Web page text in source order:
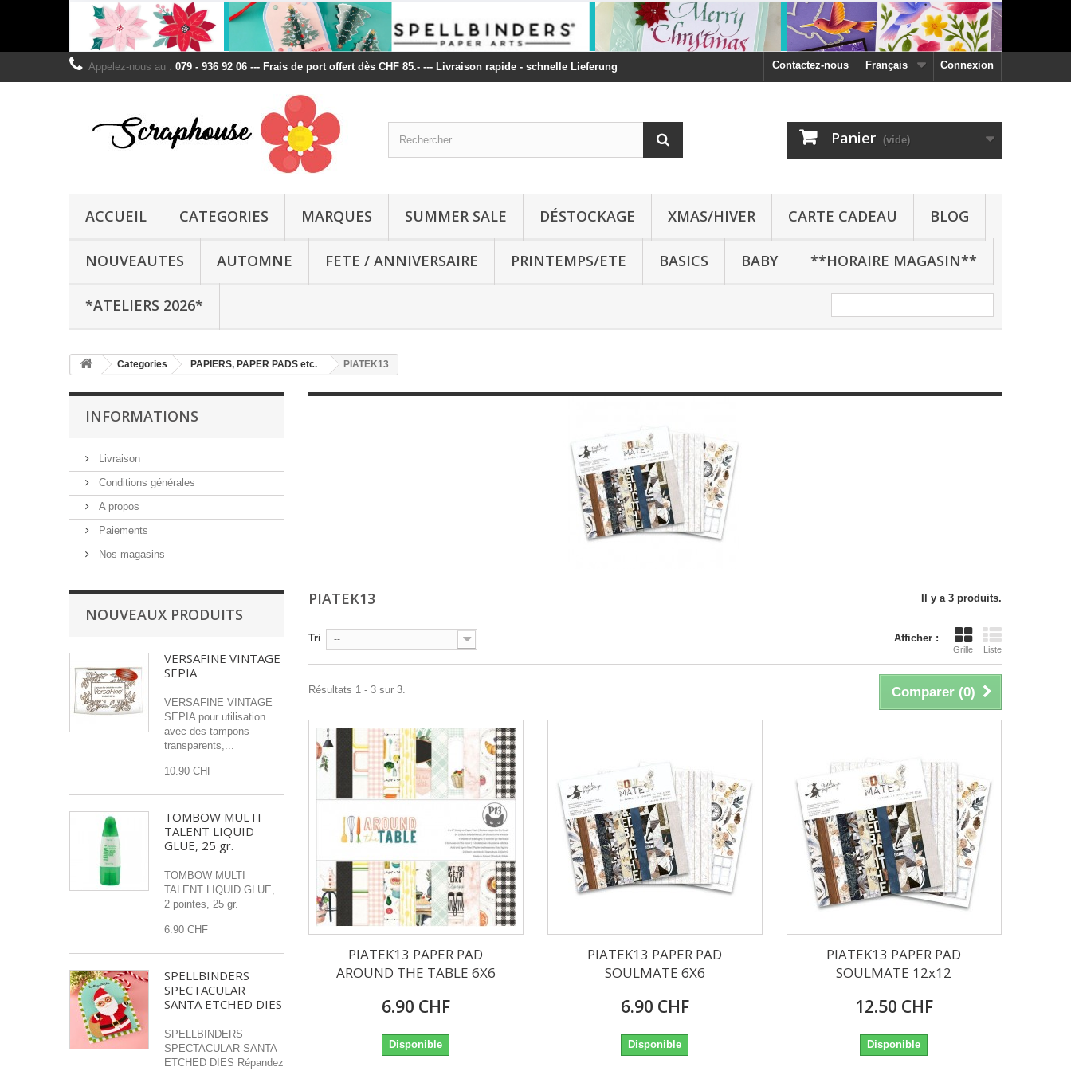
Connexion
Français
Contactez-nous
Appelez-nous au : 079 - 936 92 06 --- Frais de port offert dès CHF 85.- --- Livraison rapide - schnelle Lieferung
Panier (vide)
ACCUEIL CATEGORIES MARQUES SUMMER SALE DÉSTOCKAGE XMAS/HIVER CARTE CADEAU BLOG
NOUVEAUTES AUTOMNE FETE / ANNIVERSAIRE PRINTEMPS/ETE BASICS BABY **HORAIRE MAGASIN**
*ATELIERS 2026*
Categories PAPIERS, PAPER PADS etc. PIATEK13
INFORMATIONS
Livraison
Conditions générales
A propos
Paiements
Nos magasins
NOUVEAUX PRODUITS
VERSAFINE VINTAGE
SEPIA
VERSAFINE VINTAGE
SEPIA pour utilisation
avec des tampons
transparents,...
10.90 CHF
TOMBOW MULTI
TALENT LIQUID
GLUE, 25 gr.
TOMBOW MULTI
TALENT LIQUID GLUE,
2 pointes, 25 gr.
6.90 CHF
SPELLBINDERS
SPECTACULAR
SANTA ETCHED DIES
SPELLBINDERS
SPECTACULAR SANTA
ETCHED DIES Répandez
PIATEK13 Il y a 3 produits.
Afficher :
Grille Liste
Tri --
Comparer (0)
Résultats 1 - 3 sur 3.
PIATEK13 PAPER PAD
AROUND THE TABLE 6X6
6.90 CHF
Disponible
PIATEK13 PAPER PAD
SOULMATE 6X6
6.90 CHF
Disponible
PIATEK13 PAPER PAD
SOULMATE 12x12
12.50 CHF
Disponible